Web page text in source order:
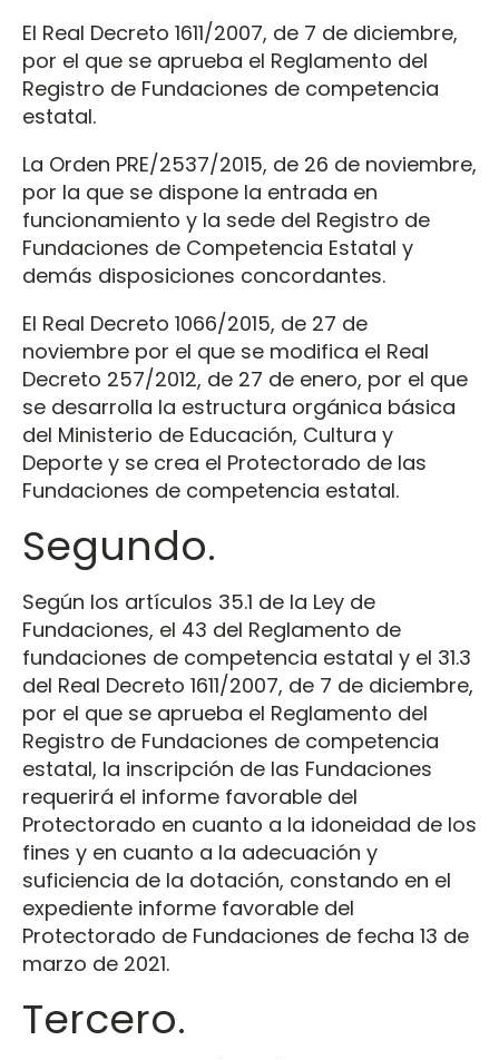
El Real Decreto 1611/2007, de 7 de diciembre,
por el que se aprueba el Reglamento del
Registro de Fundaciones de competencia
estatal.
La Orden PRE/2537/2015, de 26 de noviembre,
por la que se dispone la entrada en
funcionamiento y la sede del Registro de
Fundaciones de Competencia Estatal y
demás disposiciones concordantes.
El Real Decreto 1066/2015, de 27 de
noviembre por el que se modifica el Real
Decreto 257/2012, de 27 de enero, por el que
se desarrolla la estructura orgánica básica
del Ministerio de Educación, Cultura y
Deporte y se crea el Protectorado de las
Fundaciones de competencia estatal.
Segundo.
Según los artículos 35.1 de la Ley de
Fundaciones, el 43 del Reglamento de
fundaciones de competencia estatal y el 31.3
del Real Decreto 1611/2007, de 7 de diciembre,
por el que se aprueba el Reglamento del
Registro de Fundaciones de competencia
estatal, la inscripción de las Fundaciones
requerirá el informe favorable del
Protectorado en cuanto a la idoneidad de los
fines y en cuanto a la adecuación y
suficiencia de la dotación, constando en el
expediente informe favorable del
Protectorado de Fundaciones de fecha 13 de
marzo de 2021.
Tercero.